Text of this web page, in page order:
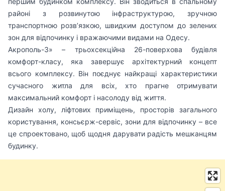
районі з розвинутою інфраструктурою, зручною
транспортною розв’язкою, швидким доступом до зелених
зон для відпочинку і вражаючими видами на Одесу.
Акрополь-3» – трьохсекційна 26-поверхова будівля
комфорт-класу, яка завершує архітектурний концепт
всього комплексу. Він поєднує найкращі характеристики
сучасного житла для всіх, хто прагне отримувати
максимальний комфорт і насолоду від життя.
Дизайн холу, ліфтових приміщень, просторів загального
користування, консьєрж-сервіс, зони для відпочинку – все
це спроектовано, щоб щодня дарувати радість мешканцям
будинку.